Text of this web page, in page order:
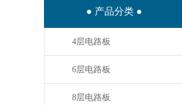
● 产品分类 ●
4层电路板
6层电路板
8层电路板